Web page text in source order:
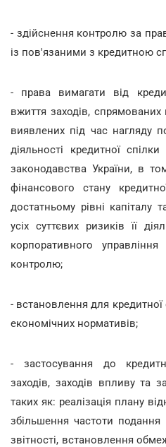
- здійснення контролю за
із пов'язаними з кредитною
- права вимагати від
вжиття заходів,
виявлених під час нагляду
діяльності кредитної
законодавства України, в
фінансового стану
достатньому рівні капіталу
усіх суттєвих ризиків її
корпоративного
контролю;
- встановлення для
економічних нормативів;
- застосування до
заходів, заходів впливу та
таких як: реалізація плану
збільшення частоти подання
звітності, встановлення